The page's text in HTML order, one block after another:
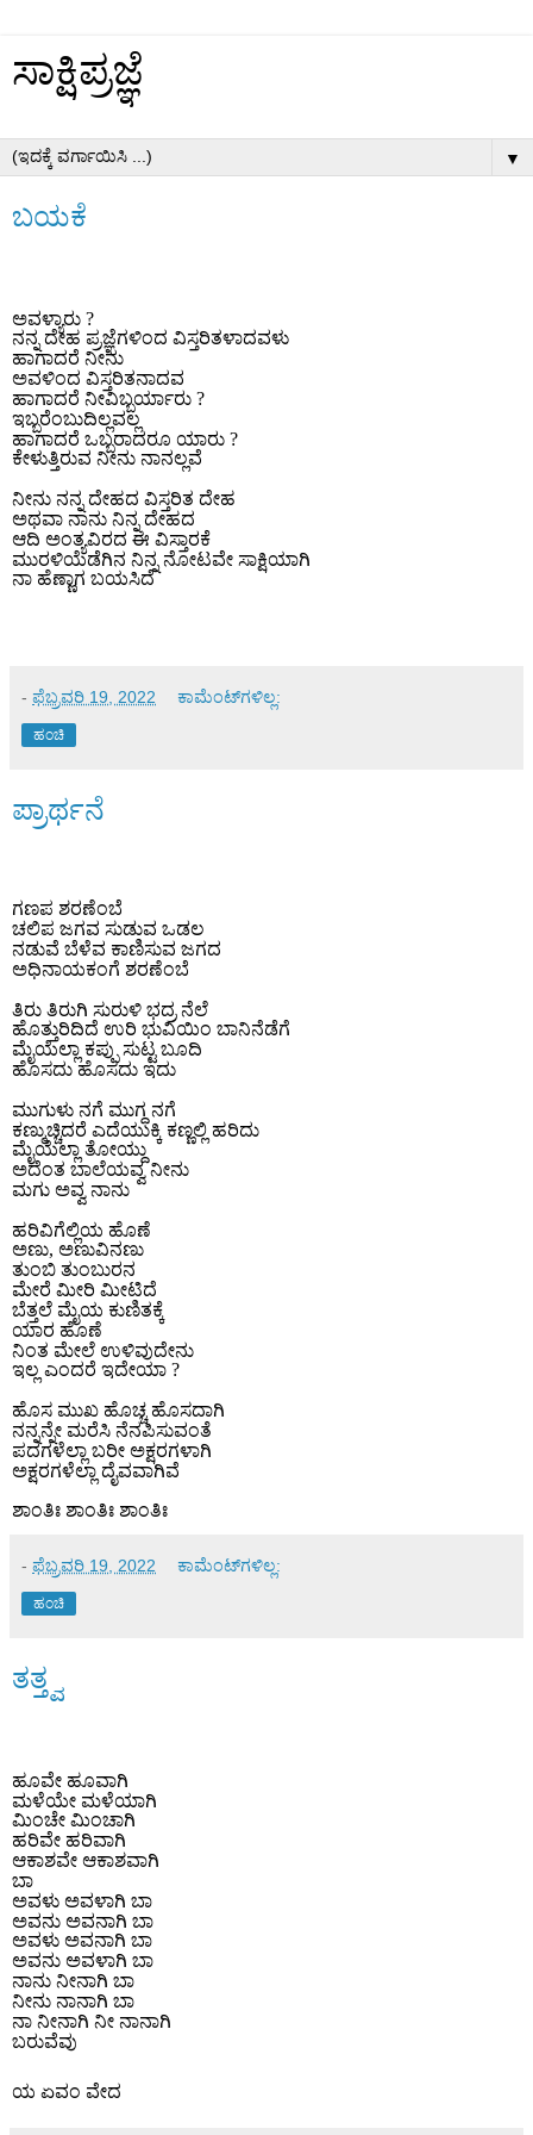
ಸಾಕ್ಷಿಪ್ರಜ್ಞೆ
▼
ಬಯಕೆ
ಅವಳ್ಯಾರು ?
ನನ್ನ ದೇಹ ಪ್ರಜ್ಞೆಗಳಿಂದ ವಿಸ್ತರಿತಳಾದವಳು
ಹಾಗಾದರೆ ನೀನು
ಅವಳಿಂದ ವಿಸ್ತರಿತನಾದವ
ಹಾಗಾದರೆ ನೀವಿಬ್ಬರ್ಯಾರು ?
ಇಬ್ಬರೆಂಬುದಿಲ್ಲವಲ್ಲ
ಹಾಗಾದರೆ ಒಬ್ಬರಾದರೂ ಯಾರು ?
ಕೇಳುತ್ತಿರುವ ನೀನು ನಾನಲ್ಲವೆ
ನೀನು ನನ್ನ ದೇಹದ ವಿಸ್ತರಿತ ದೇಹ
ಅಥವಾ ನಾನು ನಿನ್ನ ದೇಹದ
ಆದಿ ಅಂತ್ಯವಿರದ ಈ ವಿಸ್ತಾರಕೆ
ಮುರಳಿಯೆಡೆಗಿನ ನಿನ್ನ ನೋಟವೇ ಸಾಕ್ಷಿಯಾಗಿ
ನಾ ಹೆಣ್ಣಾಗ ಬಯಸಿದೆ
- ಫೆಬ್ರವರಿ 19, 2022 ಕಾಮೆಂಟ್‌ಗಳಿಲ್ಲ:
ಹಂಚಿ
ಪ್ರಾರ್ಥನೆ
ಗಣಪ ಶರಣೆಂಬೆ
ಚಲಿಪ ಜಗವ ಸುಡುವ ಒಡಲ
ನಡುವೆ ಬೆಳೆವ ಕಾಣಿಸುವ ಜಗದ
ಅಧಿನಾಯಕಂಗೆ ಶರಣೆಂಬೆ
ತಿರು ತಿರುಗಿ ಸುರುಳಿ ಭದ್ರ ನೆಲೆ
ಹೊತ್ತುರಿದಿದೆ ಉರಿ ಭುವಿಯಿಂ ಬಾನಿನೆಡೆಗೆ
ಮೈಯೆಲ್ಲಾ ಕಪ್ಪು ಸುಟ್ಟ ಬೂದಿ
ಹೊಸದು ಹೊಸದು ಇದು
ಮುಗುಳು ನಗೆ ಮುಗ್ಧ ನಗೆ
ಕಣ್ಮುಚ್ಚಿದರೆ ಎದೆಯುಕ್ಕಿ ಕಣ್ಣಲ್ಲಿ ಹರಿದು
ಮೈಯೆಲ್ಲಾ ತೋಯ್ದು
ಅದೆಂತ ಬಾಲೆಯವ್ವ ನೀನು
ಮಗು ಅವ್ವ ನಾನು
ಹರಿವಿಗೆಲ್ಲಿಯ ಹೊಣೆ
ಅಣು, ಅಣುವಿನಣು
ತುಂಬಿ ತುಂಬುರನ
ಮೇರೆ ಮೀರಿ ಮೀಟಿದೆ
ಬೆತ್ತಲೆ ಮೈಯ ಕುಣಿತಕ್ಕೆ
ಯಾರ ಹೊಣೆ
ನಿಂತ ಮೇಲೆ ಉಳಿವುದೇನು
ಇಲ್ಲ ಎಂದರೆ ಇದೇಯಾ ?
ಹೊಸ ಮುಖ ಹೊಚ್ಚ ಹೊಸದಾಗಿ
ನನ್ನನ್ನೇ ಮರೆಸಿ ನೆನಪಿಸುವಂತೆ
ಪದಗಳೆಲ್ಲಾ ಬರೀ ಅಕ್ಷರಗಳಾಗಿ
ಅಕ್ಷರಗಳೆಲ್ಲಾ ದೈವವಾಗಿವೆ
ಶಾಂತಿಃ ಶಾಂತಿಃ ಶಾಂತಿಃ
- ಫೆಬ್ರವರಿ 19, 2022 ಕಾಮೆಂಟ್‌ಗಳಿಲ್ಲ:
ಹಂಚಿ
ತತ್ತ್ವ
ಹೂವೇ ಹೂವಾಗಿ
ಮಳೆಯೇ ಮಳೆಯಾಗಿ
ಮಿಂಚೇ ಮಿಂಚಾಗಿ
ಹರಿವೇ ಹರಿವಾಗಿ
ಆಕಾಶವೇ ಆಕಾಶವಾಗಿ
ಬಾ
ಅವಳು ಅವಳಾಗಿ ಬಾ
ಅವನು ಅವನಾಗಿ ಬಾ
ಅವಳು ಅವನಾಗಿ ಬಾ
ಅವನು ಅವಳಾಗಿ ಬಾ
ನಾನು ನೀನಾಗಿ ಬಾ
ನೀನು ನಾನಾಗಿ ಬಾ
ನಾ ನೀನಾಗಿ ನೀ ನಾನಾಗಿ
ಬರುವೆವು
ಯ ಏವಂ ವೇದ